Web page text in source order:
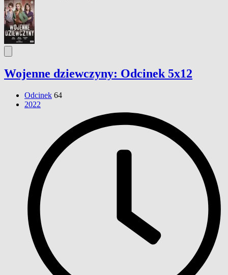
Wojenne dziewczyny: Odcinek 5x12
Odcinek 64
2022